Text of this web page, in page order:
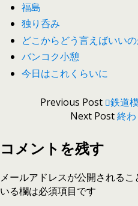
福島
独り呑み
どこからどう言えばいい
バンコク小憩
今日はこれくらいに
Previous Post 鉄道
Next Post終
コメントを残す
メールアドレスが公開されるこ
いる欄は必須項目です